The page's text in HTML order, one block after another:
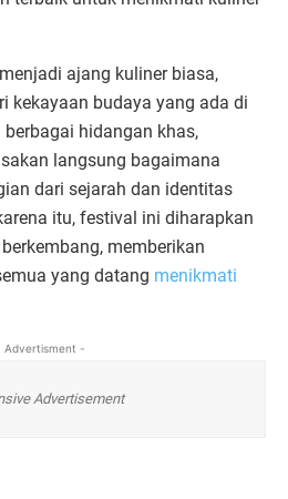
ajang kuliner biasa,
kekayaan budaya yang ada di
hidangan khas,
langsung bagaimana
dari sejarah dan identitas
itu, festival ini diharapkan
memberikan
yang datang menikmati
Advertisment -
Advertisement